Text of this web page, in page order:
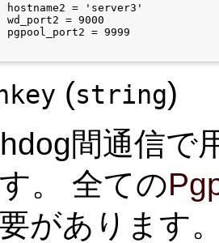
hostname2 = 'server3'
wd_port2 = 9000
pgpool_port2 = 9999
(string)
間通信で
。 全ての
があります